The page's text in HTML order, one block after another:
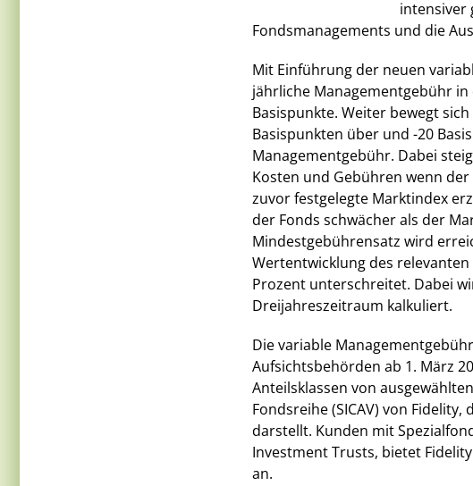
intensiver
Fondsmanagements und die
Mit Einführung der neuen
jährliche Managementgebühr
Basispunkte. Weiter bewegt
Basispunkten über und -20
Managementgebühr. Dabei
Kosten und Gebühren wenn
zuvor festgelegte Marktindex
der Fonds schwächer als der
Mindestgebührensatz wird
Wertentwicklung des
Prozent unterschreitet. Dabei
Dreijahreszeitraum kalkuliert.
Die variable
Aufsichtsbehörden ab 1. März
Anteilsklassen von
Fondsreihe (SICAV) von
darstellt. Kunden mit
Investment Trusts, bietet
an.